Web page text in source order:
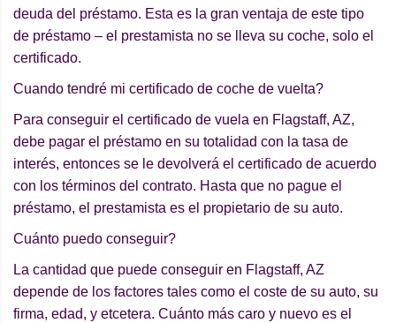
deuda del préstamo. Esta es la gran ventaja de este tipo
de préstamo – el prestamista no se lleva su coche, solo el
certificado.
Cuando tendré mi certificado de coche de vuelta?
Para conseguir el certificado de vuela en Flagstaff, AZ,
debe pagar el préstamo en su totalidad con la tasa de
interés, entonces se le devolverá el certificado de acuerdo
con los términos del contrato. Hasta que no pague el
préstamo, el prestamista es el propietario de su auto.
Cuánto puedo conseguir?
La cantidad que puede conseguir en Flagstaff, AZ
depende de los factores tales como el coste de su auto, su
firma, edad, y etcetera. Cuánto más caro y nuevo es el